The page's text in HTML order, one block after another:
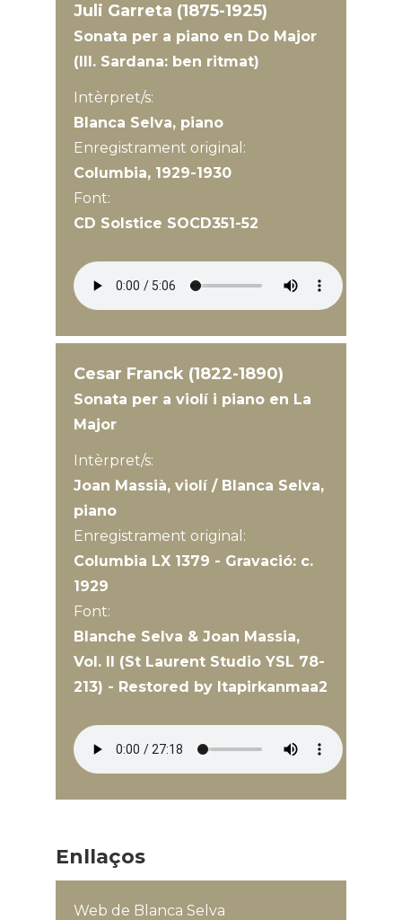
Juli Garreta (1875-1925)
Sonata per a piano en Do Major
(III. Sardana: ben ritmat)
Intèrpret/s:
Blanca Selva, piano
Enregistrament original:
Columbia, 1929-1930
Font:
CD Solstice SOCD351-52
Cesar Franck (1822-1890)
Sonata per a violí i piano en La
Major
Intèrpret/s:
Joan Massià, violí / Blanca Selva,
piano
Enregistrament original:
Columbia LX 1379 - Gravació: c.
1929
Font:
Blanche Selva & Joan Massia,
Vol. II (St Laurent Studio YSL 78-
213) - Restored by Itapirkanmaa2
Enllaços
Web de Blanca Selva